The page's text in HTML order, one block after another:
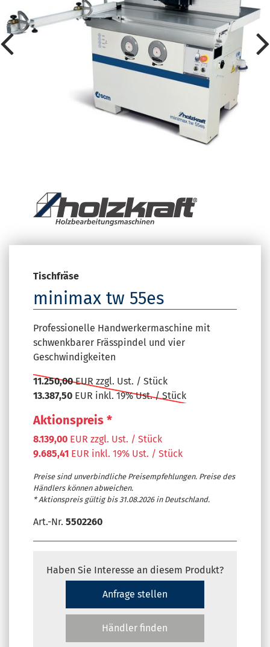
Tischfräse
minimax tw 55es
Professionelle Handwerkermaschine mit
schwenkbarer Frässpindel und vier
Geschwindigkeiten
11.250,00EUR zzgl. Ust. / Stück
13.387,50 EUR inkl. 19% Ust. / Stück
Aktionspreis *
8.139,00 EUR zzgl. Ust. / Stück
9.685,41 EUR inkl. 19% Ust. / Stück
Preise sind unverbindliche Preisempfehlungen. Preise des
Händlers können abweichen.
* Aktionspreis gültig bis 31.08.2026 in Deutschland.
Art.-Nr. 5502260
Haben Sie Interesse an diesem Produkt?
Anfrage stellen
Händler finden